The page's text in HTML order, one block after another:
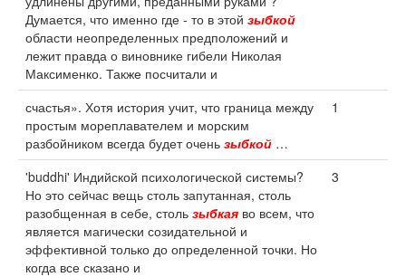
Думается, что именно где - то в этой зыбкой
области неопределенных предположений и
лежит правда о виновнике гибели Николая
Максименко. Также посчитали и
счастья». Хотя история учит, что граница между
простым мореплавателем и морским
разбойником всегда будет очень зыбкой …
1
'buddhi' Индийской психологической системы?
Но это сейчас вещь столь запутанная, столь
разобщенная в себе, столь зыбкая во всем, что
является магически созидательной и
эффективной только до определенной точки. Но
когда все сказано и
3